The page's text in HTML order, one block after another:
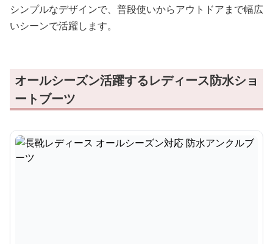
シンプルなデザインで、普段使いからアウトドアまで幅広
いシーンで活躍します。
オールシーズン活躍するレディース防水ショ
ートブーツ